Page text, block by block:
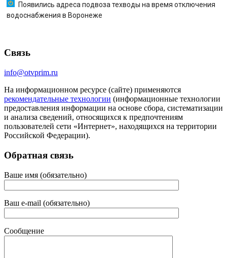
Появились адреса подвоза техводы на время отключения
водоснабжения в Воронеже
Связь
info@otvprim.ru
На информационном ресурсе (сайте) применяются
рекомендательные технологии (информационные технологии
предоставления информации на основе сбора, систематизации
и анализа сведений, относящихся к предпочтениям
пользователей сети «Интернет», находящихся на территории
Российской Федерации).
Обратная связь
Ваше имя (обязательно)
Ваш e-mail (обязательно)
Сообщение